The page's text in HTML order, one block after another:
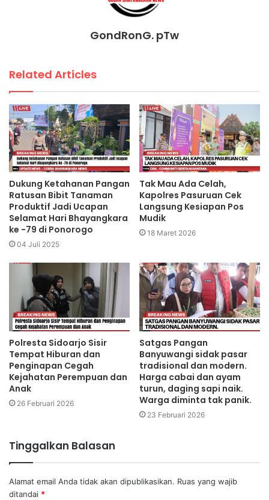
GondRonG. pTw
Related Articles
Dukung Ketahanan Pangan
Ratusan Bibit Tanaman
Produktif Jadi Ucapan
Selamat Hari Bhayangkara
ke -79 di Ponorogo
04 Juli 2025
Tak Mau Ada Celah,
Kapolres Pasuruan Cek
Langsung Kesiapan Pos
Mudik
18 Maret 2026
Polresta Sidoarjo Sisir
Tempat Hiburan dan
Penginapan Cegah
Kejahatan Perempuan dan
Anak
26 Februari 2026
Satgas Pangan
Banyuwangi sidak pasar
tradisional dan modern.
Harga cabai dan ayam
turun, daging sapi naik.
Warga diminta tak panik.
23 Februari 2026
Tinggalkan Balasan
Alamat email Anda tidak akan dipublikasikan. Ruas yang wajib
ditandai *